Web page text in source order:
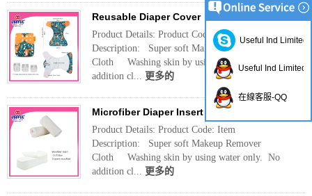
Reusable Diaper Cover
Product Details: Product Code: Item
Description: Super soft Makeup Remover
Cloth Washing skin by using water only. No
addition cl... 更多的
Microfiber Diaper Insert
Product Details: Product Code: Item
Description: Super soft Makeup Remover
Cloth Washing skin by using water only. No
addition cl... 更多的
Useful Ind Limited
Useful Ind Limited
在線客服-QQ